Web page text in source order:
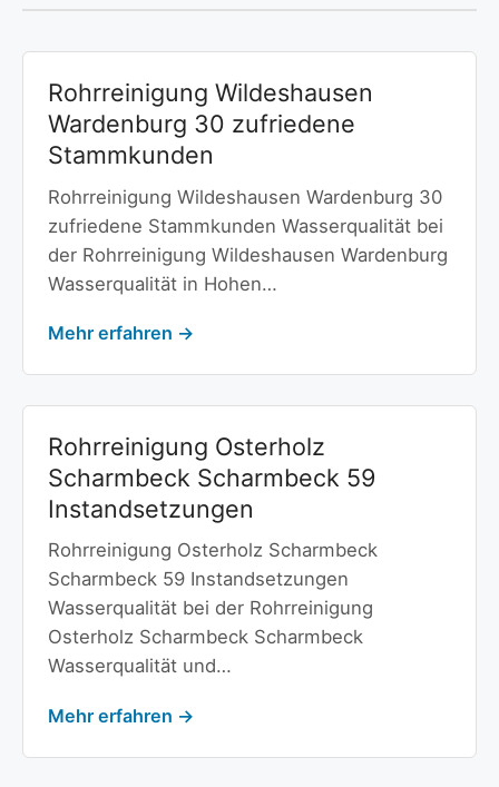
Rohrreinigung Wildeshausen
Wardenburg 30 zufriedene
Stammkunden
Rohrreinigung Wildeshausen Wardenburg 30
zufriedene Stammkunden Wasserqualität bei
der Rohrreinigung Wildeshausen Wardenburg
Wasserqualität in Hohen…
Mehr erfahren →
Rohrreinigung Osterholz
Scharmbeck Scharmbeck 59
Instandsetzungen
Rohrreinigung Osterholz Scharmbeck
Scharmbeck 59 Instandsetzungen
Wasserqualität bei der Rohrreinigung
Osterholz Scharmbeck Scharmbeck
Wasserqualität und…
Mehr erfahren →